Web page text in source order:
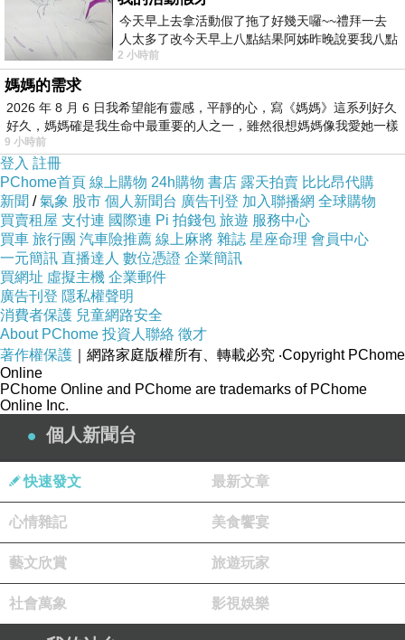
都有D可能之前讀完初級隔一輪再黎既,
而實作課既同學仔只有一個以前同班,其他既一概
唔熟,
今日第一次實作已感受到新組員既快手速度,
也許係佢地身上我可以訓練到自己速度, 起碼唔
好次次包尾~哈~
再努力D喇~
最近剛搬左家, 其實好鍾意宿舍生活, 可惜已經無
位,
只好搬出黎, 又好機緣巧合下遇到呢間屋,
咁就順著走吧~
初級既朋友離開左, 有時都覺得幾悶,
放假都提唔起勁到處走,
又開始宅宅生活~
上一篇：Pierre Herme. J'adore
今天早上去拿活動假了拖了好幾天囉~~禮拜一去
人太多了改今天早上八點結果阿姊昨晚說要我八點
去西螺農會~回到莿桐都8點半多了
2 小時前
媽媽的需求
2026 年 8 月 6 日我希望能有靈感，平靜的心，寫《媽媽》這系列好久
好久，媽媽確是我生命中最重要的人之一，雖然很想媽媽像我愛她一樣
9 小時前
登入 註冊
PChome首頁 線上購物 24h購物 書店 露天拍賣 比比昂代購
新聞 /氣象 股市 個人新聞台 廣告刊登 加入聯播網 全球購物
買賣租屋 支付連 國際連 Pi 拍錢包 旅遊 服務中心
買車 旅行團 汽車險推薦 線上麻將 雜誌 星座命理 會員中心
一元簡訊 直播達人 數位憑證 企業簡訊
買網址 虛擬主機 企業郵件
廣告刊登 隱私權聲明
消費者保護 兒童網路安全
About PChome 投資人聯絡 徵才
著作權保護 ｜網路家庭版權所有、轉載必究 ‧Copyright PChome
Online
PChome Online and PChome are trademarks of PChome
Online Inc.
個人新聞台
快速發文 最新文章
心情雜記 美食饗宴
藝文欣賞 旅遊玩家
社會萬象 影視娛樂